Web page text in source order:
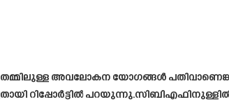
അവലോകന യോഗങ്ങൾ
റിപ്പോർട്ടിൽ